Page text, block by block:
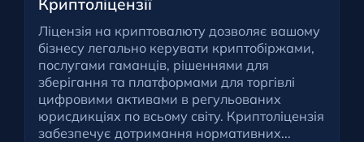
Ліцензія на криптовалюту дозволяє вашому
бізнесу легально керувати криптобіржами,
послугами гаманців, рішеннями для
зберігання та платформами для торгівлі
цифровими активами в регульованих
юрисдикціях по всьому світу. Криптоліцензія
забезпечує дотримання нормативних...